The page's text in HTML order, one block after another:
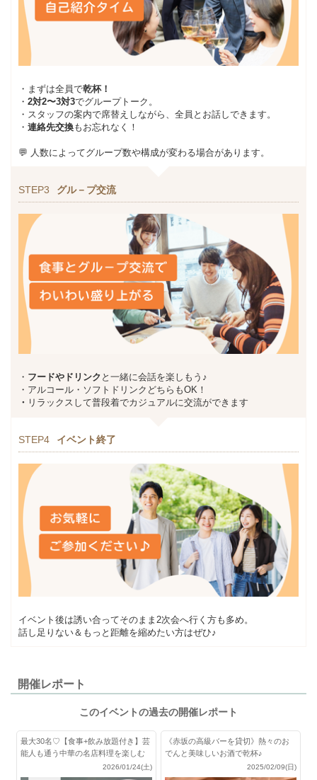
・まずは全員で乾杯！
・ 2対2〜3対3でグループトーク。
・スタッフの案内で席替えしながら、全員とお話しできます。
・ 連絡先交換もお忘れなく！
💬 人数によってグループ数や構成が変わる場合があります。
STEP3 グル－プ交流
・ フードやドリンク と一緒に会話を楽しもう♪
・アルコール・ソフトドリンクどちらもOK！
・ リラックスして普段着でカジュアルに交流ができます
STEP4 イベント終了
イベント後は誘い合ってそのまま2次会へ行く方も多め。
話し足りない＆もっと距離を縮めたい方はぜひ♪
開催レポート
このイベントの過去の開催レポート
最大30名♡【食事+飲み放題付き】芸
能人も通う中華の名店料理を楽しむ
2026/01/24(土)
《赤坂の高級バーを貸切》熱々のお
でんと美味しいお酒で乾杯♪
2025/02/09(日)